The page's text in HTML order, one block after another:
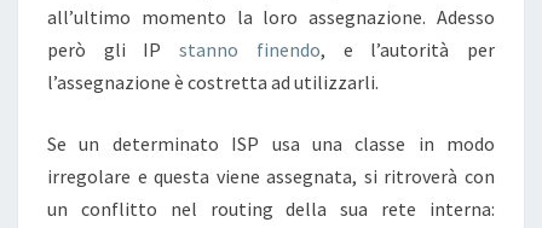
all’ultimo momento la loro assegnazione. Adesso
però gli IPstanno finendo, e l’autorità per
l’assegnazione è costretta ad utilizzarli.
Se un determinato ISP usa una classe in modo
irregolare e questa viene assegnata, si ritroverà con
un conflitto nel routing della sua rete interna: